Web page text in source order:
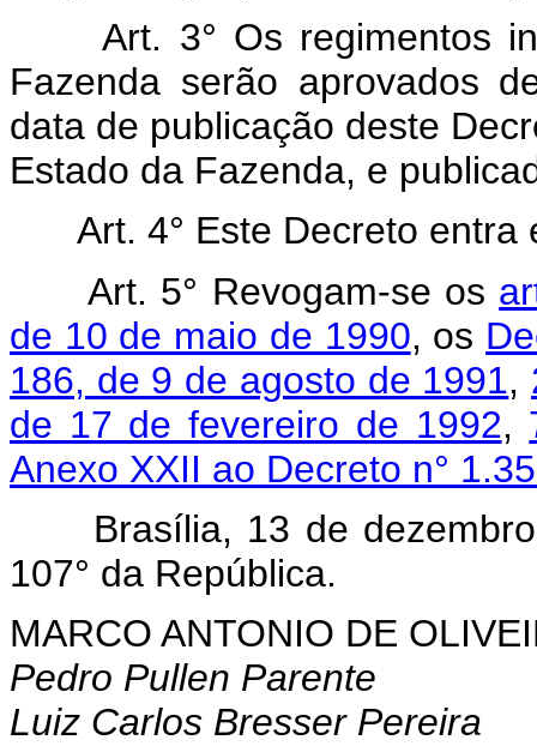
Art. 3° Os regimentos
Fazenda serão aprovados
data de publicação deste
Estado da Fazenda, e
Art. 4° Este Decreto
Art. 5° Revogam-se os
de 10 de maio de 1990, os
186, de 9 de agosto de 1991,
de 17 de fevereiro de 1992,
Anexo XXII ao Decreto n°
Brasília, 13 de
107° da República.
MARCO ANTONIO DE
Pedro Pullen Parente
Luiz Carlos Bresser Pereira